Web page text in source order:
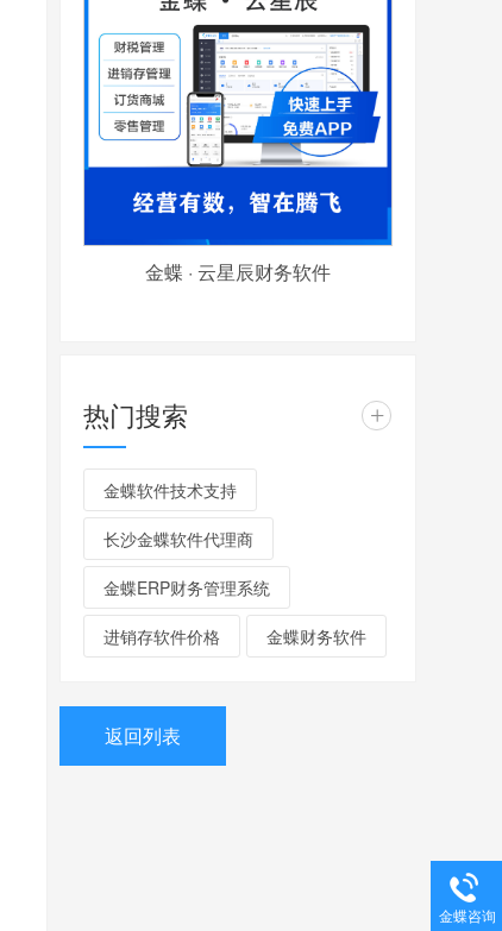
金蝶 · 云星辰财务软件
热门搜索 +
金蝶软件技术支持
长沙金蝶软件代理商
金蝶ERP财务管理系统
进销存软件价格 金蝶财务软件
返回列表
金蝶咨询